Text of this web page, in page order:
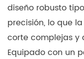
diseño robusto
precisión, lo que
corte complejas y
Equipado con un